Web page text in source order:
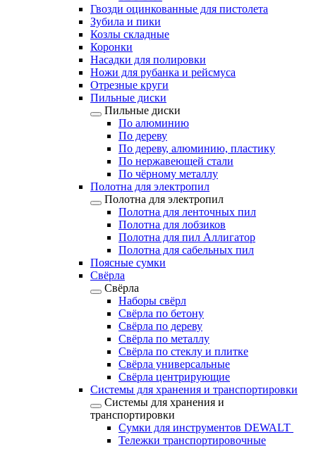
Гвозди оцинкованные для пистолета
Зубила и пики
Козлы складные
Коронки
Насадки для полировки
Ножи для рубанка и рейсмуса
Отрезные круги
Пильные диски
Пильные диски
По алюминию
По дереву
По дереву, алюминию, пластику
По нержавеющей стали
По чёрному металлу
Полотна для электропил
Полотна для электропил
Полотна для ленточных пил
Полотна для лобзиков
Полотна для пил Аллигатор
Полотна для сабельных пил
Поясные сумки
Свёрла
Свёрла
Наборы свёрл
Свёрла по бетону
Свёрла по дереву
Свёрла по металлу
Свёрла по стеклу и плитке
Свёрла универсальные
Свёрла центрирующие
Системы для хранения и транспортировки
Системы для хранения и
транспортировки
Сумки для инструментов DEWALT
Тележки транспортировочные